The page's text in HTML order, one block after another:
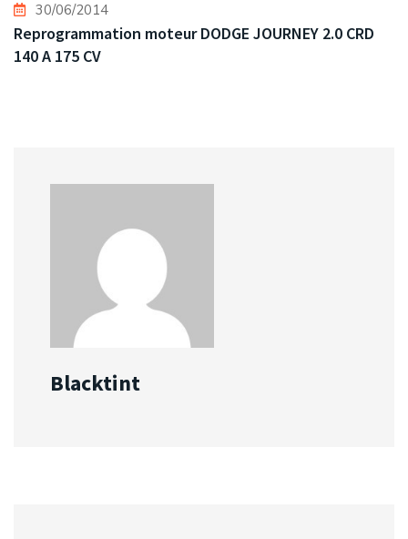
30/06/2014
Reprogrammation moteur DODGE JOURNEY 2.0 CRD
140 A 175 CV
Blacktint